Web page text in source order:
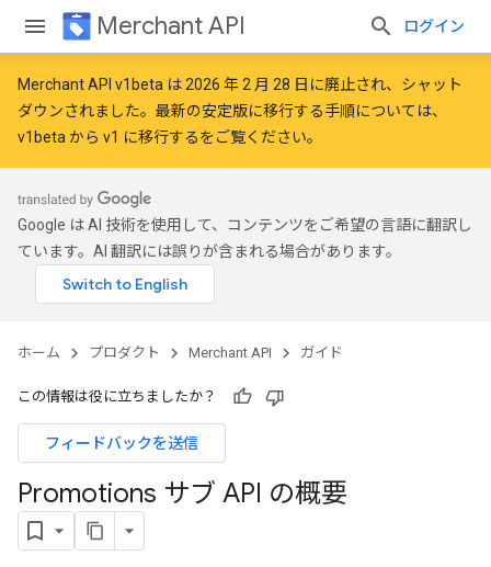
Merchant API ログイン
Merchant API v1beta は 2026 年 2 月 28 日に廃止され、シャット
ダウンされました。最新の安定版に移行する手順については、
v1beta から v1 に移行するをご覧ください。
Google は AI 技術を使用して、コンテンツをご希望の言語に翻訳し
ています。AI 翻訳には誤りが含まれる場合があります。
ホーム プロダクト Merchant API ガイド
この情報は役に立ちましたか？
フィードバックを送信
Promotions サブ API の概要